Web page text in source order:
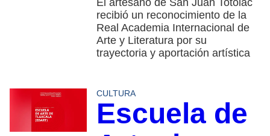
recibió un reconocimiento de la
Real Academia Internacional de
Arte y Literatura por su
trayectoria y aportación artística
CULTURA
Escuela de